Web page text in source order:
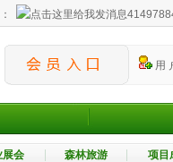
用
展会 森林旅游 项目